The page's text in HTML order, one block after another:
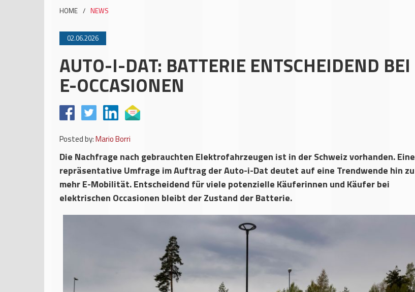
HOME / NEWS
02.06.2026
AUTO-I-DAT: BATTERIE ENTSCHEIDEND BEI
E-OCCASIONEN
Posted by:Mario Borri
Die Nachfrage nach gebrauchten Elektrofahrzeugen ist in der Schweiz vorhanden. Eine
repräsentative Umfrage im Auftrag der Auto-i-Dat deutet auf eine Trendwende hin zu
mehr E-Mobilität. Entscheidend für viele potenzielle Käuferinnen und Käufer bei
elektrischen Occasionen bleibt der Zustand der Batterie.